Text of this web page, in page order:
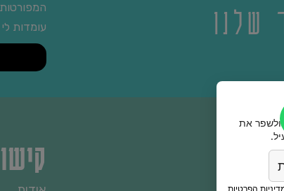
שלנו
עומדות
ולשפר את
הפרטיות